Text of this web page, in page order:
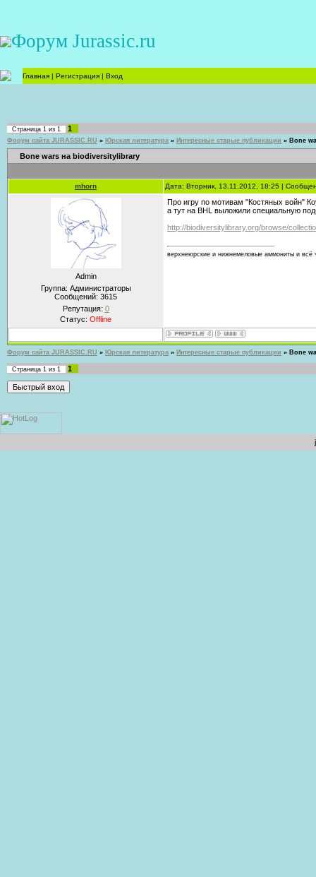
Форум Jurassic.ru
Главная | Регистрация | Вход
Страница 1 из 1 1
Форум сайта JURASSIC.RU » Юрская литература » Интересные старые публикации » Bone
Bone wars на biodiversitylibrary
mhorn Дата: Вторник, 13.11.2012, 18:25 |
Admin
Группа: Администраторы
Сообщений: 3615
Репутация: 0
Статус: Offline
Про игру по мотивам "Костяных войн"
а тут на BHL выложили специальную
http://biodiversitylibrary.org/browse/
верхнеюрские и нижнемеловые аммониты и всё
Форум сайта JURASSIC.RU » Юрская литература » Интересные старые публикации » Bone
Страница 1 из 1 1